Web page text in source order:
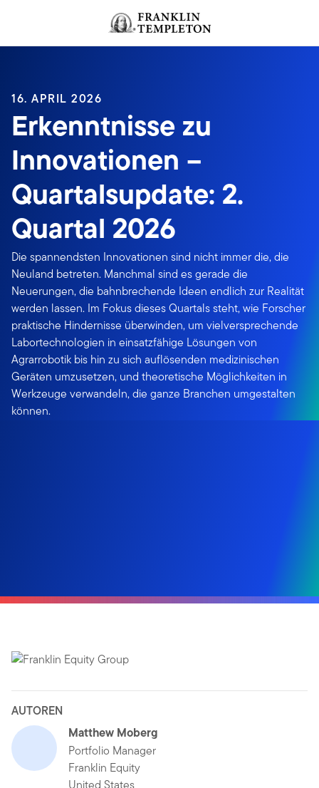
Header menu toggle
16. APRIL 2026
Erkenntnisse zu
Innovationen –
Quartalsupdate: 2.
Quartal 2026
Die spannendsten Innovationen sind nicht immer die, die
Neuland betreten. Manchmal sind es gerade die
Neuerungen, die bahnbrechende Ideen endlich zur Realität
werden lassen. Im Fokus dieses Quartals steht, wie Forscher
praktische Hindernisse überwinden, um vielversprechende
Labortechnologien in einsatzfähige Lösungen von
Agrarrobotik bis hin zu sich auflösenden medizinischen
Geräten umzusetzen, und theoretische Möglichkeiten in
Werkzeuge verwandeln, die ganze Branchen umgestalten
können.
AUTOREN
Matthew Moberg
Portfolio Manager
Franklin Equity
United States